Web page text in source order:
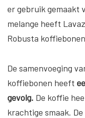
er gebruik gemaakt
melange heeft
Robusta
De samenvoeging
koffiebonen heeft
gevolg. De koffie
krachtige smaak.